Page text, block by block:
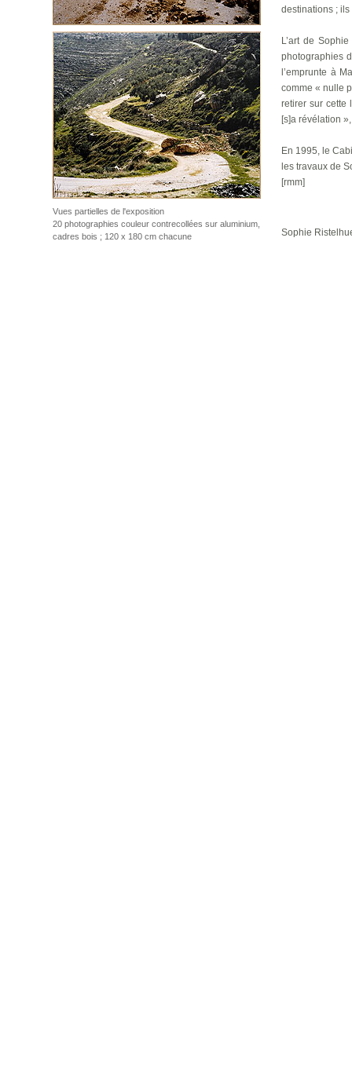
Vues partielles de l'exposition
20 photographies couleur contrecollées sur aluminium,
cadres bois ; 120 x 180 cm chacune
destinations ;
L’art de
photographies
l’emprunte à
comme « nulle
retirer sur cette
[s]a révélation
En 1995, le
les travaux de
[rmm]
Sophie